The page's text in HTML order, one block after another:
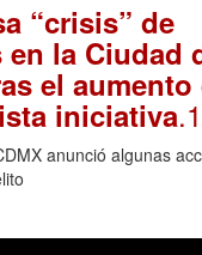
“crisis” de
la Ciudad
el aumento
iniciativa
anunció algunas